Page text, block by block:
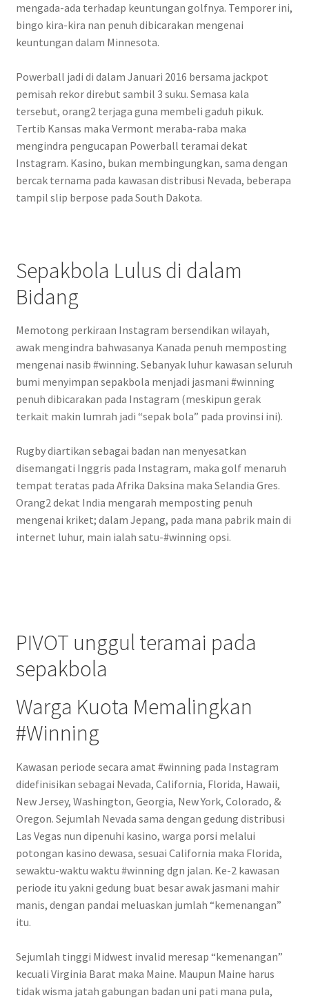
mengada-ada terhadap keuntungan golfnya. Temporer ini,
bingo kira-kira nan penuh dibicarakan mengenai
keuntungan dalam Minnesota.
Powerball jadi di dalam Januari 2016 bersama jackpot
pemisah rekor direbut sambil 3 suku. Semasa kala
tersebut, orang2 terjaga guna membeli gaduh pikuk.
Tertib Kansas maka Vermont meraba-raba maka
mengindra pengucapan Powerball teramai dekat
Instagram. Kasino, bukan membingungkan, sama dengan
bercak ternama pada kawasan distribusi Nevada, beberapa
tampil slip berpose pada South Dakota.
Sepakbola Lulus di dalam
Bidang
Memotong perkiraan Instagram bersendikan wilayah,
awak mengindra bahwasanya Kanada penuh memposting
mengenai nasib #winning. Sebanyak luhur kawasan seluruh
bumi menyimpan sepakbola menjadi jasmani #winning
penuh dibicarakan pada Instagram (meskipun gerak
terkait makin lumrah jadi “sepak bola” pada provinsi ini).
Rugby diartikan sebagai badan nan menyesatkan
disemangati Inggris pada Instagram, maka golf menaruh
tempat teratas pada Afrika Daksina maka Selandia Gres.
Orang2 dekat India mengarah memposting penuh
mengenai kriket; dalam Jepang, pada mana pabrik main di
internet luhur, main ialah satu-#winning opsi.
PIVOT unggul teramai pada
sepakbola
Warga Kuota Memalingkan
#Winning
Kawasan periode secara amat #winning pada Instagram
didefinisikan sebagai Nevada, California, Florida, Hawaii,
New Jersey, Washington, Georgia, New York, Colorado, &
Oregon. Sejumlah Nevada sama dengan gedung distribusi
Las Vegas nun dipenuhi kasino, warga porsi melalui
potongan kasino dewasa, sesuai California maka Florida,
sewaktu-waktu waktu #winning dgn jalan. Ke-2 kawasan
periode itu yakni gedung buat besar awak jasmani mahir
manis, dengan pandai meluaskan jumlah “kemenangan”
itu.
Sejumlah tinggi Midwest invalid meresap “kemenangan”
kecuali Virginia Barat maka Maine. Maupun Maine harus
tidak wisma jatah gabungan badan uni pati mana pula,